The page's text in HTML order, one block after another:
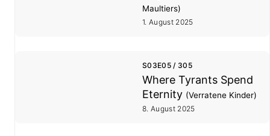
Maultiers)
1. August 2025
S03E05 / 305
Where Tyrants Spend
Eternity (Verratene Kinder)
8. August 2025